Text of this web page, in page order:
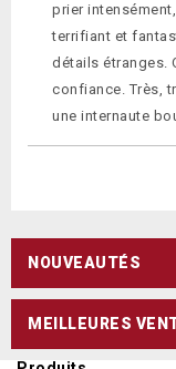
prier
terrifiant et
détails étranges.
confiance. Très,
une internaute
NOUVEAUTÉS
MEILLEURES